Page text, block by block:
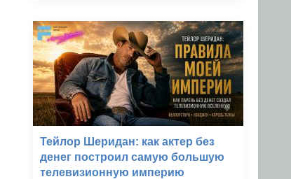
Тейлор Шеридан: как актер без
денег построил самую большую
телевизионную империю